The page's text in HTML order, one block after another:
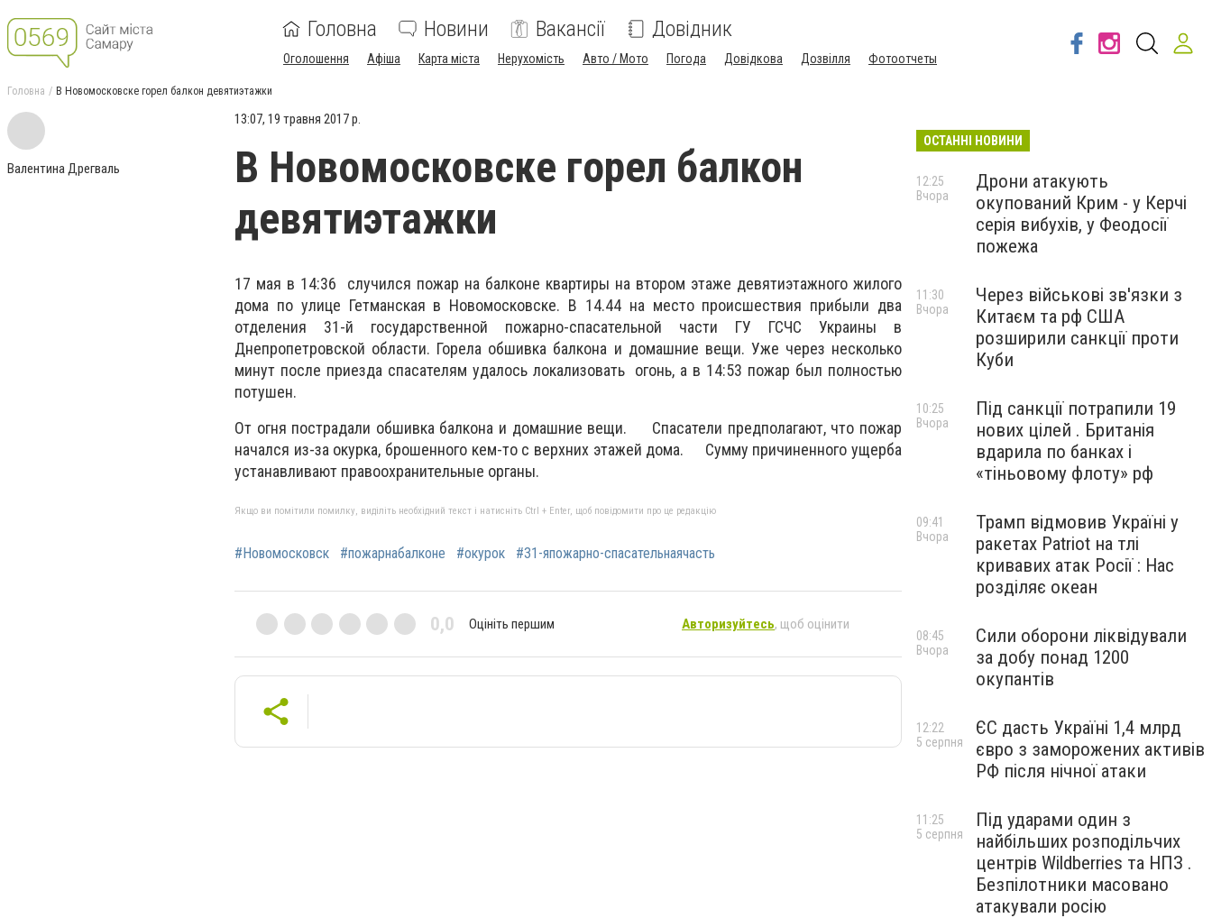
Головна Новини Вакансії Довідник
Оголошення Афіша Карта міста Нерухомість Авто / Мото Погода Довідкова Дозвілля Фотоотчеты
Головна В Новомосковске горел балкон девятиэтажки
Валентина Дрегваль
13:07, 19 травня 2017 р.
В Новомосковске горел балкон
девятиэтажки
17 мая в 14:36 ​​ случился пожар на балконе квартиры на втором этаже девятиэтажного жилого
дома по улице Гетманская в Новомосковске. В 14.44 на место происшествия прибыли два
отделения 31-й государственной пожарно-спасательной части ГУ ГСЧС Украины в
Днепропетровской области. Горела обшивка балкона и домашние вещи. Уже через несколько
минут после приезда спасателям удалось локализовать огонь, а в 14:53 пожар был полностью
потушен.
От огня пострадали обшивка балкона и домашние вещи. Спасатели предполагают, что пожар
начался из-за окурка, брошенного кем-то с верхних этажей дома. Сумму причиненного ущерба
устанавливают правоохранительные органы.
Якщо ви помітили помилку, виділіть необхідний текст і натисніть Ctrl + Enter, щоб повідомити про це редакцію
#Новомосковск #пожарнабалконе #окурок #31-япожарно-спасательнаячасть
0,0 Оцініть першим Авторизуйтесь, щоб оцінити
ОСТАННІ НОВИНИ
Дрони атакують
окупований Крим - у Керчі
серія вибухів, у Феодосії
пожежа
12:25
Вчора
Через військові зв'язки з
Китаєм та рф США
розширили санкції проти
Куби
11:30
Вчора
Під санкції потрапили 19
нових цілей . Британія
вдарила по банках і
«тіньовому флоту» рф
10:25
Вчора
Трамп відмовив Україні у
ракетах Patriot на тлі
кривавих атак Росії : Нас
розділяє океан
09:41
Вчора
Сили оборони ліквідували
за добу понад 1200
окупантів
08:45
Вчора
ЄС дасть Україні 1,4 млрд
євро з заморожених активів
РФ після нічної атаки
12:22
5 серпня
Під ударами один з
найбільших розподільчих
центрів Wildberries та НПЗ .
Безпілотники масовано
атакували росію
11:25
5 серпня